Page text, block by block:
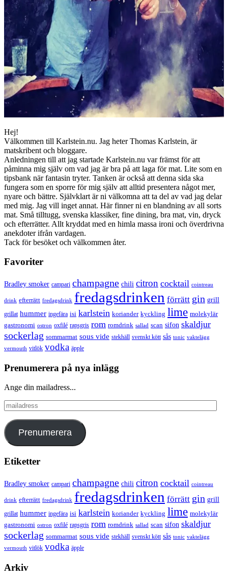
Hej!
Välkommen till Karlstein.nu. Jag heter Thomas Karlstein, är
matskribent och bloggare.
Anledningen till att jag startade Karlstein.nu var främst för att
påminna mig själv om vad jag är bra på att laga för mat. Lite som en
tipsbank när fantasin tryter. Tanken är också att denna sida ska
fungera som en sporre för mig själv att alltid presentera något mer,
nyare och bättre. Självklart är ni välkomna att ta del av vad jag delar
med mig. Jag vill inget annat. Här finner ni en blandning av all sorts
mat. Små tilltugg, svenska klassiker, fine dining, bra mat, vin, dryck
och efterrätter. Allt kryddat med en himla massa ironi och överdrivna
anekdoter ifrån vardagen.
Tack för besöket och välkommen åter.
Favoriter
Bradley smoker campari champagne chili citron cocktail cointreau
drink efterrätt fredagsdrink fredagsdrinken förrätt gin grill
grillat hummer ingefära isi karlstein koriander kyckling lime molekylär
gastronomi ostron oxfilé rapsgris rom romdrink sallad scan sifon skaldjur
sockerlag sommarmat sous vide stekhäll svenskt kött sås tonic vaktelägg
vermouth vitlök vodka äpple
Prenumerera på nya inlägg
Ange din mailadress...
mailadress
Prenumerera
Etiketter
Bradley smoker campari champagne chili citron cocktail cointreau
drink efterrätt fredagsdrink fredagsdrinken förrätt gin grill
grillat hummer ingefära isi karlstein koriander kyckling lime molekylär
gastronomi ostron oxfilé rapsgris rom romdrink sallad scan sifon skaldjur
sockerlag sommarmat sous vide stekhäll svenskt kött sås tonic vaktelägg
vermouth vitlök vodka äpple
Arkiv